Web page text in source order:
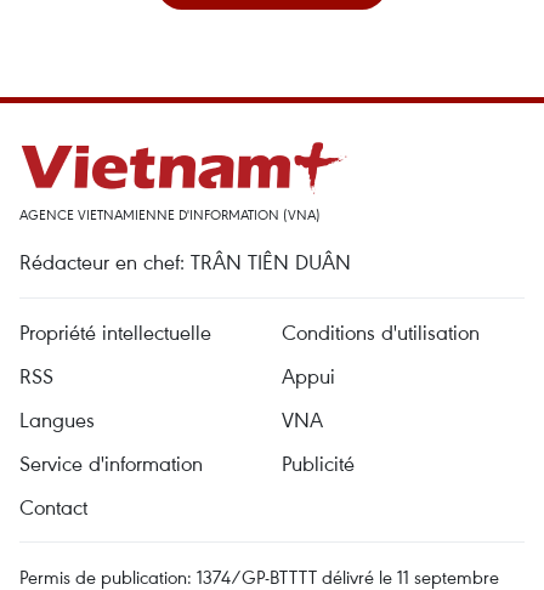
AGENCE VIETNAMIENNE D'INFORMATION (VNA)
Rédacteur en chef: TRÂN TIÊN DUÂN
Propriété intellectuelle
Conditions d'utilisation
RSS
Appui
Langues
VNA
Service d'information
Publicité
Contact
Permis de publication: 1374/GP-BTTTT délivré le 11 septembre